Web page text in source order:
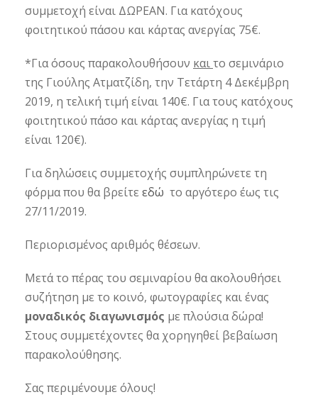
συμμετοχή είναι ΔΩΡΕΑΝ. Για κατόχους
φοιτητικού πάσου και κάρτας ανεργίας 75€.
*Για όσους παρακολουθήσουν καιτο σεμινάριο
της Γιούλης Ατματζίδη, την Τετάρτη 4 Δεκέμβρη
2019, η τελική τιμή είναι 140€. Για τους κατόχους
φοιτητικού πάσο και κάρτας ανεργίας η τιμή
είναι 120€).
Για δηλώσεις συμμετοχής συμπληρώνετε τη
φόρμα που θα βρείτε εδώ το αργότερο έως τις
27/11/2019.
Περιορισμένος αριθμός θέσεων.
Μετά το πέρας του σεμιναρίου θα ακολουθήσει
συζήτηση με το κοινό, φωτογραφίες και ένας
μοναδικός διαγωνισμός με πλούσια δώρα!
Στους συμμετέχοντες θα χορηγηθεί βεβαίωση
παρακολούθησης.
Σας περιμένουμε όλους!